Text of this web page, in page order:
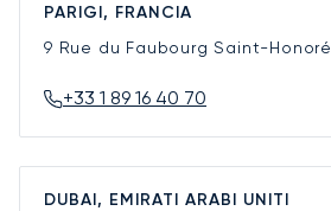
PARIGI, FRANCIA
9 Rue du Faubourg Saint-Honoré
+33 1 89 16 40 70
DUBAI, EMIRATI ARABI UNITI